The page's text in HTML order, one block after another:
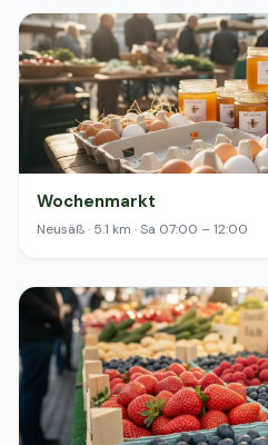
Wochenmarkt
Neusäß · 5.1 km · Sa 07:00 – 12:00